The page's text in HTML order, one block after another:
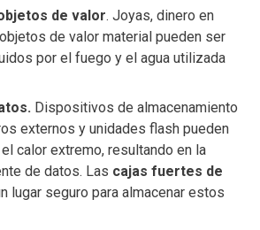
de valor. Joyas, dinero en
de valor material pueden ser
por el fuego y el agua utilizada
Dispositivos de almacenamiento
externos y unidades flash pueden
calor extremo, resultando en la
de datos. Las cajas fuertes de
lugar seguro para almacenar estos